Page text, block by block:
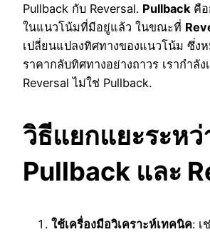
Pullback กับ Reversal. Pullback คื
ในแนวโน้มที่มีอยู่แล้ว ในขณะที่
เปลี่ยนแปลงทิศทางของแนวโน้ม ซึ่ง
ราคากลับทิศทางอย่างถาวร เรากำลั
Reversal ไม่ใช่ Pullback.
วิธีแยกแยะระหว่
Pullback และ
ใช้เครื่องมือวิเคราะห์เทคนิค: เ